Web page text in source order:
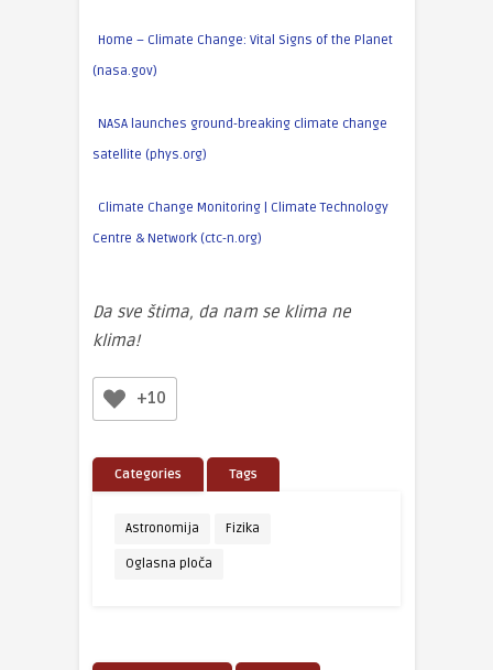
Home – Climate Change: Vital Signs of the Planet
(nasa.gov)
NASA launches ground-breaking climate change
satellite (phys.org)
Climate Change Monitoring | Climate Technology
Centre & Network (ctc-n.org)
Da sve štima, da nam se klima ne
klima!
+10
Categories Tags
Astronomija Fizika
Oglasna ploča